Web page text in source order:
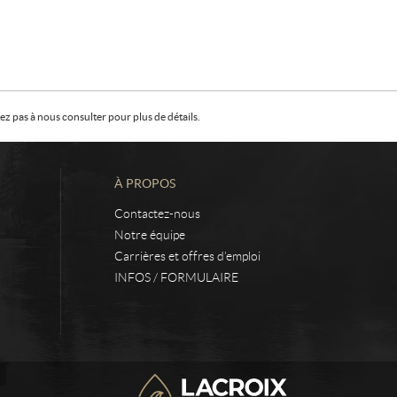
pas à nous consulter pour plus de détails.
À PROPOS
Contactez-nous
Notre équipe
Carrières et offres d’emploi
INFOS / FORMULAIRE